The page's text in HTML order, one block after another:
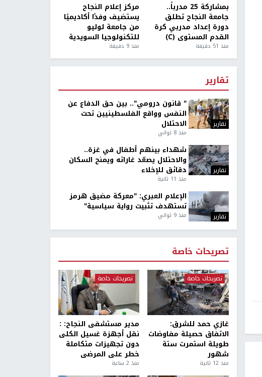
بمشاركة 25 مدرباً..
جامعة النجاح تطلق
دورة إعداد مدربي كرة
القدم المستوى (C)
منذ 51 دقيقة
مركز إعلام النجاح
يستضيف وفدًا أكاديميًا
من جامعة لوليو
للتكنولوجيا السويدية
منذ 9 دقيقة
تقارير
تقارير
" قانون درومي".. بين حق الدفاع عن
النفس وواقع الفلسطينيين تحت
الاحتلال
منذ 8 ثواني
تقارير
شهداء بينهم أطفال في غزة..
والاحتلال يصعّد غاراته ويمنح السكان
دقائق للإخلاء
منذ 11 ثانية
تقارير
الإعلام العبري: "معركة مضيق هرمز
تستهدف تثبيت رواية سياسية"
منذ 9 ثواني
تصريحات خاصة
تصريحات خاصة
غازي حمد للشرق:
الاتفاق حصيلة مفاوضات
طويلة استمرت ستة
شهور
منذ 12 ثانية
تصريحات خاصة
مدير مستشفى النجاح: :
نقل أجهزة غسيل الكلى
دون تجهيزات متكاملة
خطر على المرضى
منذ 2 ساعة